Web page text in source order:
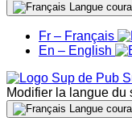
Langue
Fr – Français
En – English
Modifier la langue du
Langue